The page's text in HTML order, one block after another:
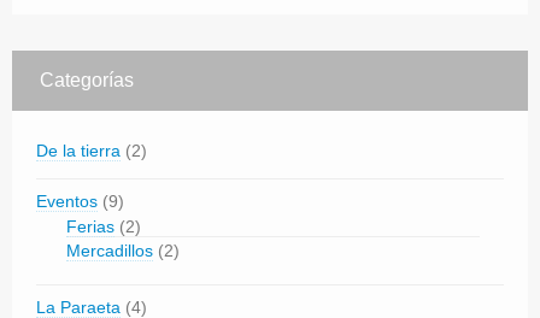
Categorías
De la tierra (2)
Eventos (9)
Ferias (2)
Mercadillos (2)
La Paraeta (4)